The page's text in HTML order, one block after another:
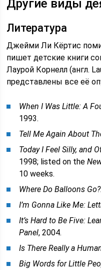
Другие виды
Литература
Джейми Ли Кёртис
пишет детские книги
Лаурой Корнелл (англ.
представлены все её
When I Was Little: A
1993.
Tell Me Again About
Today I Feel Silly, and
1998; listed on the
10 weeks.
Where Do Balloons
I’m Gonna Like Me:
It’s Hard to Be Five:
Panel, 2004.
Is There Really a
Big Words for Little